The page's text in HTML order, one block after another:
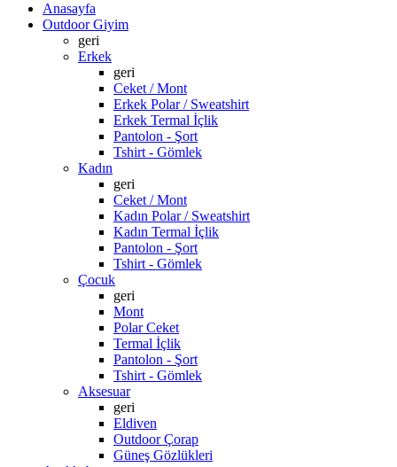
Anasayfa
Outdoor Giyim
geri
Erkek
geri
Ceket / Mont
Erkek Polar / Sweatshirt
Erkek Termal İçlik
Pantolon - Şort
Tshirt - Gömlek
Kadın
geri
Ceket / Mont
Kadın Polar / Sweatshirt
Kadın Termal İçlik
Pantolon - Şort
Tshirt - Gömlek
Çocuk
geri
Mont
Polar Ceket
Termal İçlik
Pantolon - Şort
Tshirt - Gömlek
Aksesuar
geri
Eldiven
Outdoor Çorap
Güneş Gözlükleri